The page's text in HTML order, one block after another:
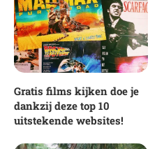
Gratis films kijken doe je
dankzij deze top 10
uitstekende websites!